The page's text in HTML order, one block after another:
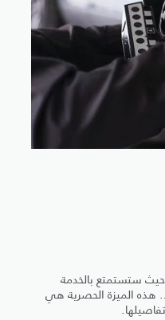
حيث ستستمتع بالخدمة
5 سنوات أو 150,000 كم، أيهما أولاً. هذه الميزة الحصرية هي